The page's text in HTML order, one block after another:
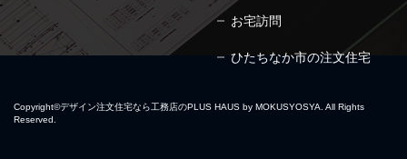
お宅訪問
ひたちなか市の注文住宅
Copyright©デザイン注文住宅なら工務店のPLUS HAUS by MOKUSYOSYA. All Rights
Reserved.